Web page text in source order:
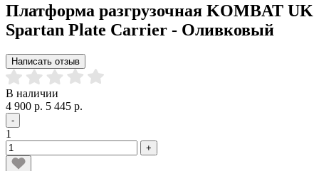
Платформа разгрузочная KOMBAT UK
Spartan Plate Carrier - Оливковый
Написать отзыв
В наличии
4 900 р. 5 445 р.
-
1
+